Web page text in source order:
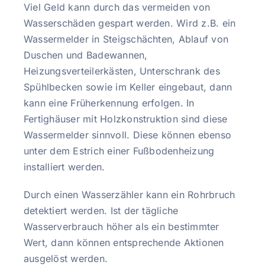
Viel Geld kann durch das vermeiden von
Wasserschäden gespart werden. Wird z.B. ein
Wassermelder in Steigschächten, Ablauf von
Duschen und Badewannen,
Heizungsverteilerkästen, Unterschrank des
Spühlbecken sowie im Keller eingebaut, dann
kann eine Früherkennung erfolgen. In
Fertighäuser mit Holzkonstruktion sind diese
Wassermelder sinnvoll. Diese können ebenso
unter dem Estrich einer Fußbodenheizung
installiert werden.
Durch einen Wasserzähler kann ein Rohrbruch
detektiert werden. Ist der tägliche
Wasserverbrauch höher als ein bestimmter
Wert, dann können entsprechende Aktionen
ausgelöst werden.